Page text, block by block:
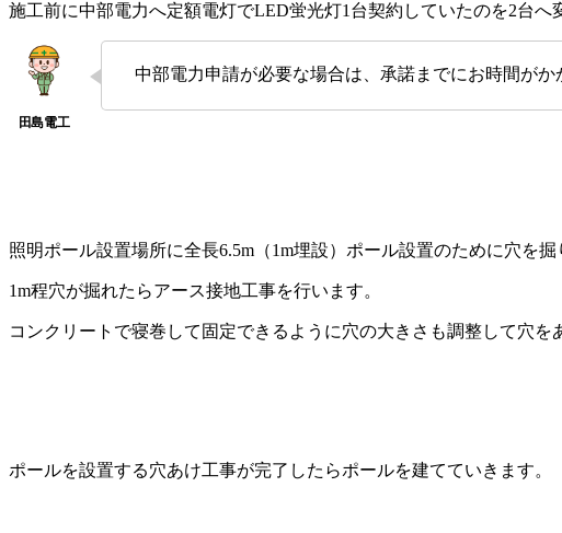
施工前に中部電力へ定額電灯でLED蛍光灯1台契約していたのを2台へ
中部電力申請が必要な場合は、承諾までにお時間が
照明ポール設置場所に全長6.5m（1m埋設）ポール設置のために穴を掘
1m程穴が掘れたらアース接地工事を行います。
コンクリートで寝巻して固定できるように穴の大きさも調整して穴を
ポールを設置する穴あけ工事が完了したらポールを建てていきます。